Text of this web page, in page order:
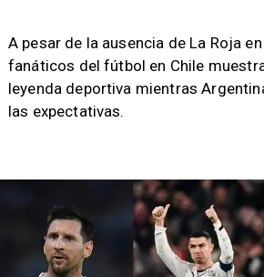
A pesar de la ausencia de La Roja
fanáticos del fútbol en Chile
leyenda deportiva mientras
las expectativas.